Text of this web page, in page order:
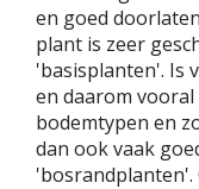
en goed
plant is zeer
'basisplanten'. Is
en daarom
bodemtypen en
dan ook vaak
'bosrandplanten'.